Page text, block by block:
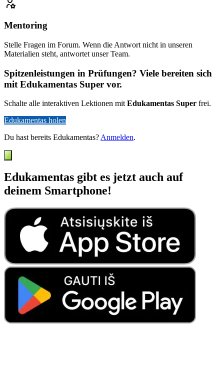
Mentoring
Stelle Fragen im Forum. Wenn die Antwort nicht in unseren
Materialien steht, antwortet unser Team.
Spitzenleistungen in Prüfungen? Viele bereiten sich
mit Edukamentas Super vor.
Schalte alle interaktiven Lektionen mitEdukamentas Super frei.
Edukamentas holen
Du hast bereits Edukamentas?Anmelden.
Edukamentas gibt es jetzt auch auf
deinem Smartphone!